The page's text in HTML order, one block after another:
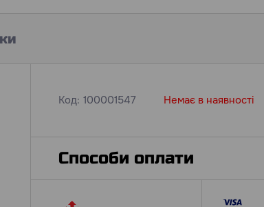
Код: 100001547 Немає в наявності
Способи оплати